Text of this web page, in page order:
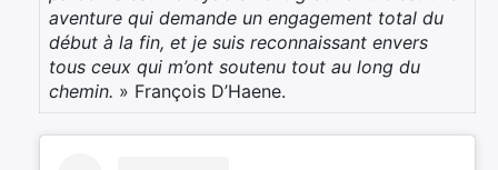
aventure qui demande un engagement total du
début à la fin, et je suis reconnaissant envers
tous ceux qui m’ont soutenu tout au long du
chemin. » François D’Haene.